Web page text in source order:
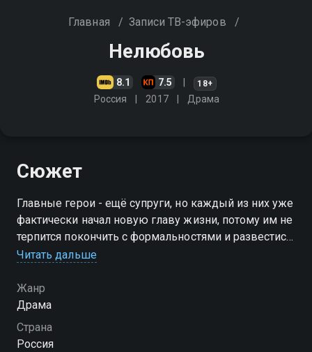
Главная / Записи ТВ-эфиров /
Нелюбовь
8.1 7.5 18+
Россия 2017 Драма
Сюжет
Главные герои - ещё супруги, но каждый из них уже
фактически начал новую главу жизни, потому им не
терпится покончить с формальностями и развестись.
Неожиданно после их очередной ссоры исчезает их
Читать дальше
Жанр
Драма
Страна
Россия